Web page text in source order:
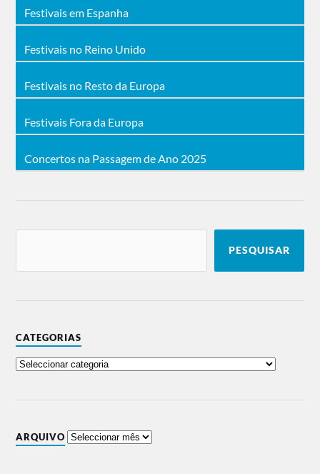
Festivais em Espanha
Festivais no Reino Unido
Festivais no Resto da Europa
Festivais Fora da Europa
Concertos na Passagem de Ano 2025
PESQUISAR
CATEGORIAS
ARQUIVO